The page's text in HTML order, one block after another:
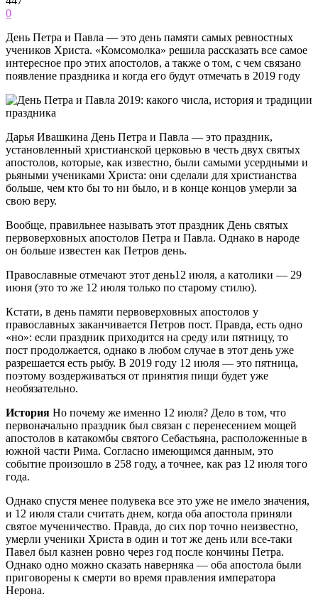
0
День Петра и Павла — это день памяти самых ревностных
учеников Христа. «Комсомолка» решила рассказать все самое
интересное про этих апостолов, а также о том, с чем связано
появление праздника и когда его будут отмечать в 2019 году
Дарья Ивашкина День Петра и Павла — это праздник,
установленный христианской церковью в честь двух святых
апостолов, которые, как известно, были самыми усердными и
рьяными учениками Христа: они сделали для христианства
больше, чем кто бы то ни было, и в конце концов умерли за
свою веру.
Вообще, правильнее называть этот праздник День святых
первоверховных апостолов Петра и Павла. Однако в народе
он больше известен как Петров день.
Православные отмечают этот день12 июля, а католики — 29
июня (это то же 12 июля только по старому стилю).
Кстати, в день памяти первоверховных апостолов у
православных заканчивается Петров пост. Правда, есть одно
«но»: если праздник приходится на среду или пятницу, то
пост продолжается, однако в любом случае в этот день уже
разрешается есть рыбу. В 2019 году 12 июля — это пятница,
поэтому воздерживаться от принятия пищи будет уже
необязательно.
История Но почему же именно 12 июля? Дело в том, что
первоначально праздник был связан с перенесением мощей
апостолов в катакомбы святого Себастьяна, расположенные в
южной части Рима. Согласно имеющимся данным, это
событие произошло в 258 году, а точнее, как раз 12 июля того
года.
Однако спустя менее полувека все это уже не имело значения,
и 12 июля стали считать днем, когда оба апостола приняли
святое мученичество. Правда, до сих пор точно неизвестно,
умерли ученики Христа в один и тот же день или все-таки
Павел был казнен ровно через год после кончины Петра.
Однако одно можно сказать наверняка — оба апостола были
приговорены к смерти во время правления императора
Нерона.